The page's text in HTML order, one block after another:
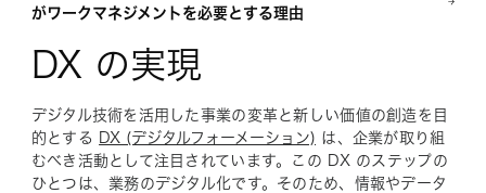
がワークマネジメントを必要とする理由
DX の実現
デジタル技術を活用した事業の変革と新しい価値の創造を目
的とする
DX (デジタルフォーメーション) は、企業が取り組
むべき活動として注目されています。この DX のステップの
ひとつは、業務のデジタル化です。そのため、情報やデータ